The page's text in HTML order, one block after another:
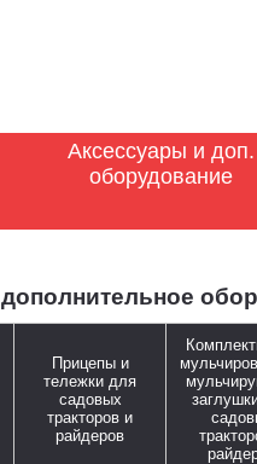
Прицепы и
тележки для
садовых
тракторов и
райдеров
Аксессуары и доп.
оборудование